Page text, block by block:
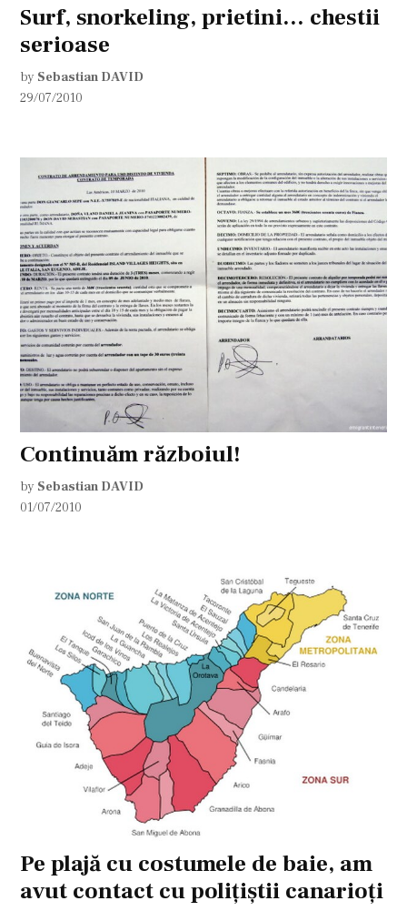
Surf, snorkeling, prietini… chestii
serioase
by Sebastian DAVID
29/07/2010
Continuăm războiul!
by Sebastian DAVID
01/07/2010
Pe plajă cu costumele de baie, am
avut contact cu poliţiştii canarioţi